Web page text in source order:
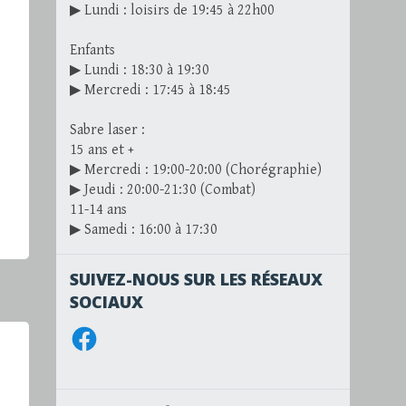
▶ Lundi : loisirs de 19:45 à 22h00
Enfants
▶ Lundi : 18:30 à 19:30
▶ Mercredi : 17:45 à 18:45
Sabre laser :
15 ans et +
▶ Mercredi : 19:00-20:00 (Chorégraphie)
▶ Jeudi : 20:00-21:30 (Combat)
11-14 ans
▶ Samedi : 16:00 à 17:30
SUIVEZ-NOUS SUR LES RÉSEAUX
SOCIAUX
Facebook